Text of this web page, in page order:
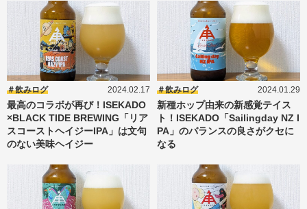
飲みログ 2024.02.17
最高のコラボが再び！ISEKADO
×BLACK TIDE BREWING「リア
スコーストヘイジーIPA」は文句
のない美味ヘイジー
飲みログ 2024.01.29
新種ホップ由来の新感覚テイス
ト！ISEKADO「Sailingday NZ I
PA」のバランスの良さがクセに
なる